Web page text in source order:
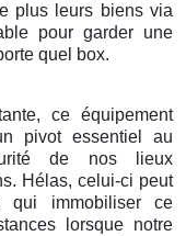
plus leurs biens via
pour garder une
quel box.
ce équipement
pivot essentiel au
de nos lieux
Hélas, celui-ci peut
qui immobiliser ce
lorsque notre